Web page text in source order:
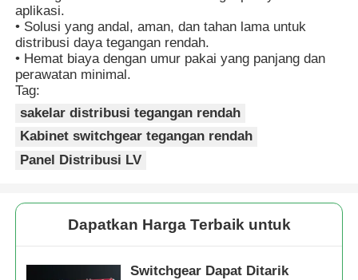
Kontrol kualitas
Hubungi kami
Berita
Semua Kasus
Perangkat pemutar tegangan menengah
aplikasi.
• Solusi yang andal, aman, dan tahan lama untuk
distribusi daya tegangan rendah.
• Hemat biaya dengan umur pakai yang panjang dan
perawatan minimal.
Tag:
sakelar distribusi tegangan rendah
Kabinet switchgear tegangan rendah
Panel Distribusi LV
Dapatkan Harga Terbaik untuk
Switchgear Dapat Ditarik